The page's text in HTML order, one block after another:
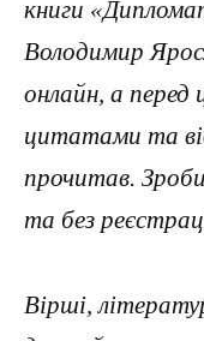
книги
Володимир
онлайн, а перед
цитатами та
прочитав.
та без
Вірші,